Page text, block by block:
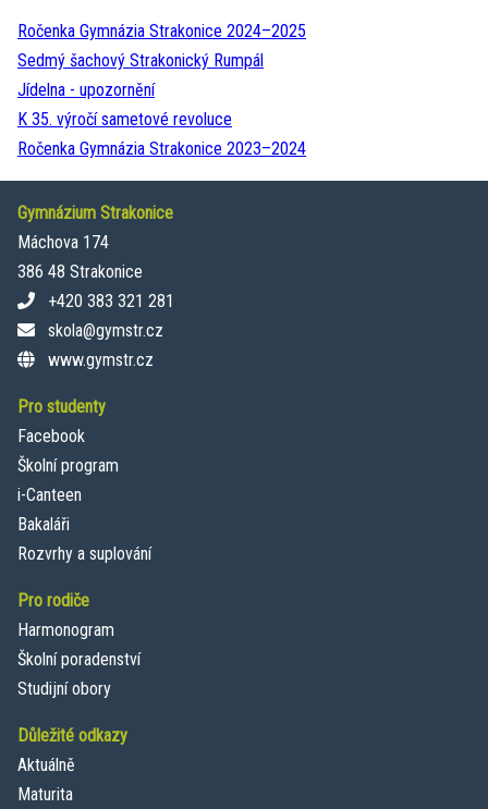
Ročenka Gymnázia Strakonice 2024–⁠2025
Sedmý šachový Strakonický Rumpál
Jídelna - upozornění
K 35. výročí sametové revoluce
Ročenka Gymnázia Strakonice 2023–⁠2024
Gymnázium Strakonice
Máchova 174
386 48 Strakonice
+420 383 321 281
skola@gymstr.cz
www.gymstr.cz
Pro studenty
Facebook
Školní program
i-Canteen
Bakaláři
Rozvrhy a suplování
Pro rodiče
Harmonogram
Školní poradenství
Studijní obory
Důležité odkazy
Aktuálně
Maturita